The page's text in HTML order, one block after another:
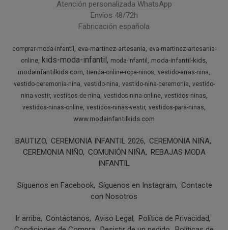
Atención personalizada WhatsApp
Envíos 48/72h
Fabricación española
comprar-moda-infantil eva-martinez-artesania
eva-martinez-artesania-
online kids-moda-infantil moda-infantil
moda-infantil-kids
modainfantilkids.com tienda-online-ropa-ninos vestido-arras-nina
vestido-ceremonia-nina vestido-nina vestido-nina-ceremonia vestido-
nina-vestir vestidos-de-nina vestidos-nina-online vestidos-ninas
vestidos-ninas-online vestidos-ninas-vestir vestidos-para-ninas
www.modainfantilkids.com
BAUTIZO CEREMONIA INFANTIL 2026
CEREMONIA NIÑA
CEREMONIA NIÑO COMUNIÓN NIÑA REBAJAS MODA
INFANTIL
Síguenos en Facebook Síguenos en Instagram
Contacte
con Nosotros
Ir arriba Contáctanos Aviso Legal
Política de Privacidad